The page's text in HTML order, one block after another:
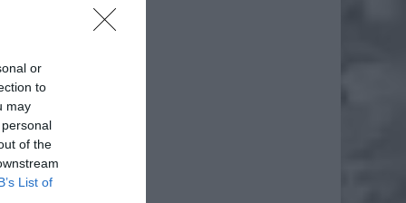
or
to
may
of the
List of